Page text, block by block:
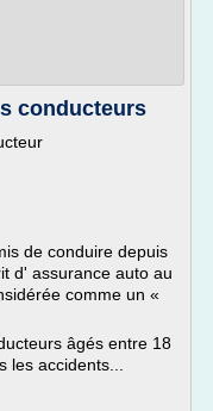
conducteurs
de conduire depuis
d' assurance auto au
comme un «
âgés entre 18
accidents...